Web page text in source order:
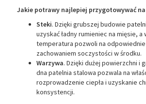
Jakie potrawy najlepiej przygotowywać
Steki. Dzięki grubszej budowie
uzyskać ładny rumieniec na mięsie, a
temperatura pozwoli na
zachowaniem soczystości w środku.
Warzywa. Dzięki dużej powierzchni i
dna patelnia stalowa pozwala na
rozprowadzenie ciepła i uzyskanie
konsystencji.